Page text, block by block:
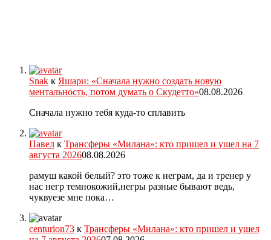
Snak к Яшари: «Сначала нужно создать новую
ментальность, потом думать о Скудетто»08.08.2026
Сначала нужно тебя куда-то сплавить
Павел к Трансферы «Милана»: кто пришел и ушел на 7
августа 202608.08.2026
рамуш какой белый? это тоже к неграм, да и тренер у
нас негр темнокожий,негры разные бывают ведь,
чуквуезе мне пока…
centurion73 к Трансферы «Милана»: кто пришел и ушел